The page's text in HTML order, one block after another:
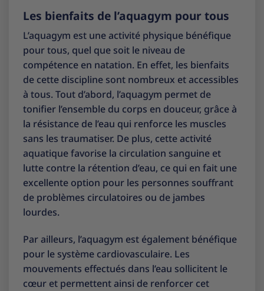
Les bienfaits de l’aquagym pour tous
L’aquagym est une activité physique bénéfique
pour tous, quel que soit le niveau de
compétence en natation. En effet, les bienfaits
de cette discipline sont nombreux et accessibles
à tous. Tout d’abord, l’aquagym permet de
tonifier l’ensemble du corps en douceur, grâce à
la résistance de l’eau qui renforce les muscles
sans les traumatiser. De plus, cette activité
aquatique favorise la circulation sanguine et
lutte contre la rétention d’eau, ce qui en fait une
excellente option pour les personnes souffrant
de problèmes circulatoires ou de jambes
lourdes.
Par ailleurs, l’aquagym est également bénéfique
pour le système cardiovasculaire. Les
mouvements effectués dans l’eau sollicitent le
cœur et permettent ainsi de renforcer cet